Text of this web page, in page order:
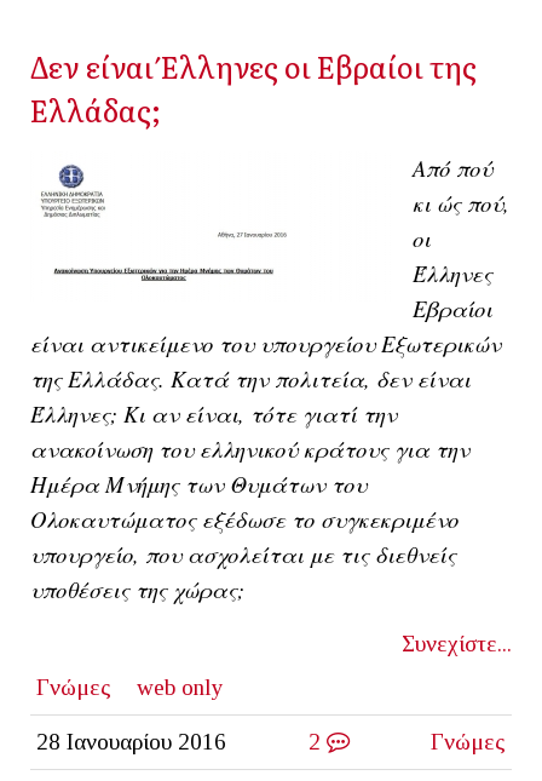
Δεν είναι Έλληνες οι Εβραίοι της
Ελλάδας;
Από πού
κι ώς πού,
οι
Έλληνες
Εβραίοι
είναι αντικείμενο του υπουργείου Εξωτερικών
της Ελλάδας. Κατά την πολιτεία, δεν είναι
Έλληνες; Κι αν είναι, τότε γιατί την
ανακοίνωση του ελληνικού κράτους για την
Ημέρα Μνήμης των Θυμάτων του
Ολοκαυτώματος εξέδωσε το συγκεκριμένο
υπουργείο, που ασχολείται με τις διεθνείς
υποθέσεις της χώρας;
Συνεχίστε...
Γνώμες
web only
28 Ιανουαρίου 2016 2 Γνώμες